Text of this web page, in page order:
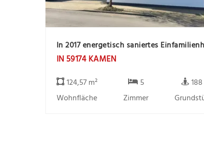
IN 59174 KAMEN
124,57 m²
Wohnfläche
5
Zimmer